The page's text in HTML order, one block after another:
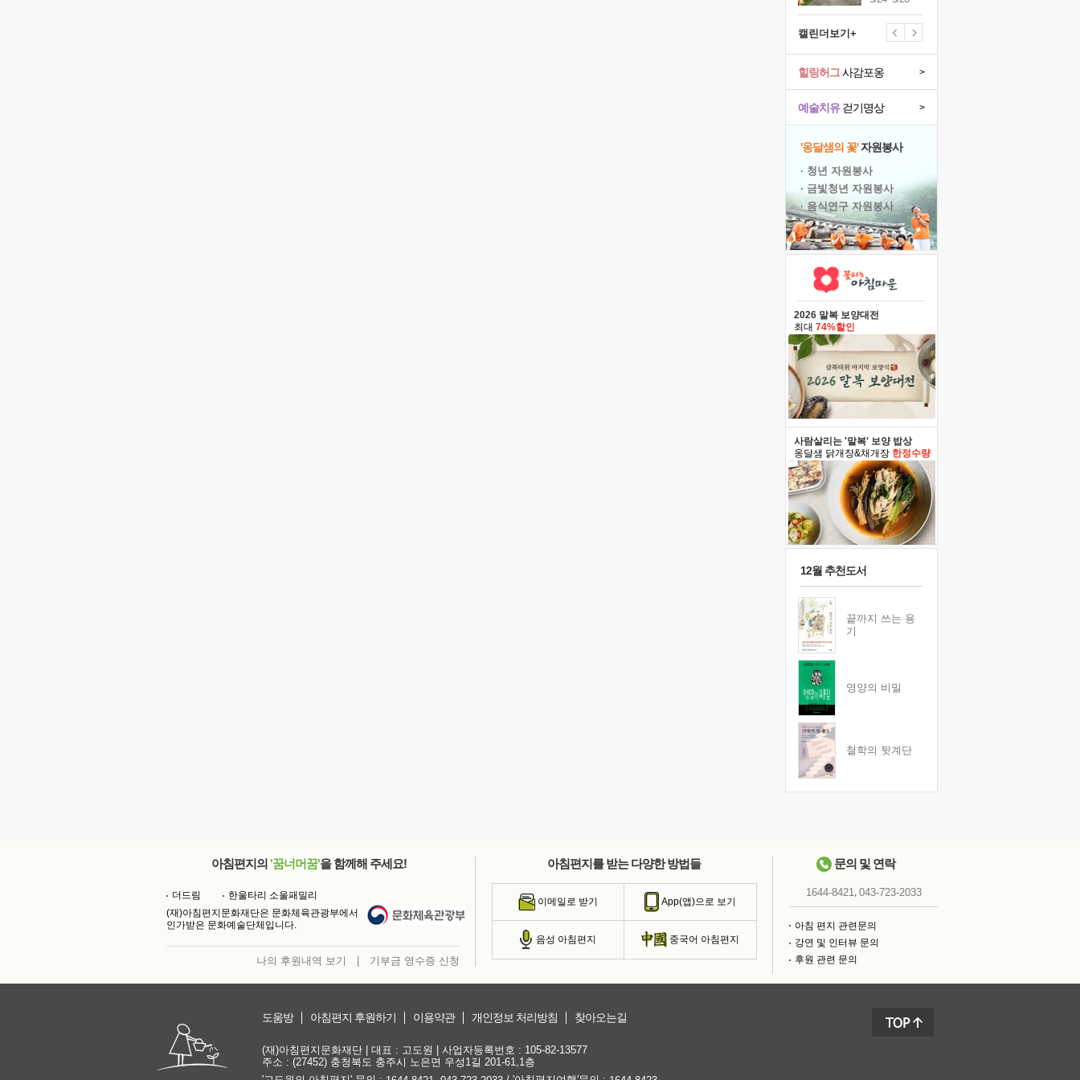
캘린더보기+
예술치유걷기명상 >
힐링허그사감포옹 >
'옹달샘의 꽃'자원봉사
· 청년 자원봉사
· 금빛청년 자원봉사
· 음식연구 자원봉사
2026 말복 보양대전
최대 74%할인
사람살리는 '말복' 보양 밥상
옹달샘 닭개장&채개장 한정수량
12월 추천도서
끝까지 쓰는 용
기
영양의 비밀
철학의 뒷계단
아침편지의 '꿈너머꿈'을 함께해 주세요!
더드림
한울타리 소울패밀리
(재)아침편지문화재단은 문화체육관광부에서
인가받은 문화예술단체입니다.
나의 후원내역 보기 기부금 영수증 신청
아침편지를 받는 다양한 방법들
이메일로 받기 App(앱)으로 보기
음성 아침편지 중국어 아침편지
문의 및 연락
1644-8421, 043-723-2033
아침 편지 관련문의
강연 및 인터뷰 문의
후원 관련 문의
도움방 아침편지 후원하기 이용약관 개인정보 처리방침 찾아오는길
(재)아침편지문화재단 | 대표 : 고도원 | 사업자등록번호 : 105-82-13577
주소 : (27452) 충청북도 충주시 노은면 우성1길 201-61,1층